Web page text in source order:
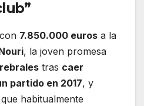
7.850.000 euros a la
, la joven promesa
tras caer
partido en 2017, y
habitualmente